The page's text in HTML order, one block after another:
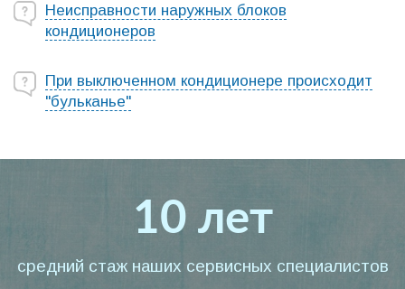
Неисправности наружных блоков
кондиционеров
При выключенном кондиционере происходит
"бульканье"
10 лет
средний стаж наших сервисных специалистов